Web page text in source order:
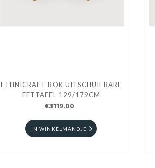
ETHNICRAFT BOK UITSCHUIFBARE
EETTAFEL 129/179CM
€3119.00
IN WINKELMANDJE